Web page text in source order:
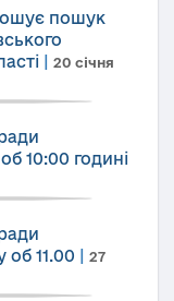
пошук
20 січня
10:00 годині
об 11.00
27